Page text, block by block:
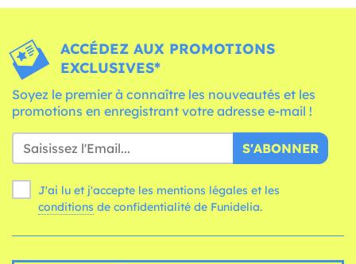
ACCÉDEZ AUX PROMOTIONS
EXCLUSIVES*
Soyez le premier à connaître les nouveautés et les
promotions en enregistrant votre adresse e-mail !
S'ABONNER
J'ai lu et j'accepte les mentions légales et les
conditions de confidentialité de Funidelia.